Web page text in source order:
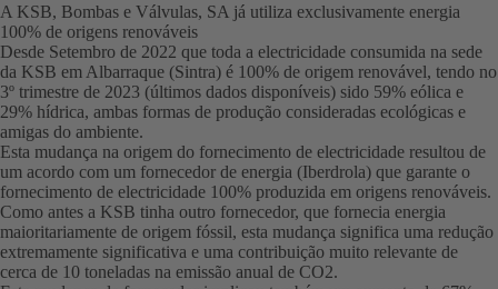
A KSB, Bombas e Válvulas, SA já utiliza exclusivamente energia
100% de origens renováveis
Desde Setembro de 2022 que toda a electricidade consumida na sede
da KSB em Albarraque (Sintra) é 100% de origem renovável, tendo no
3º trimestre de 2023 (últimos dados disponíveis) sido 59% eólica e
29% hídrica, ambas formas de produção consideradas ecológicas e
amigas do ambiente.
Esta mudança na origem do fornecimento de electricidade resultou de
um acordo com um fornecedor de energia (Iberdrola) que garante o
fornecimento de electricidade 100% produzida em origens renováveis.
Como antes a KSB tinha outro fornecedor, que fornecia energia
maioritariamente de origem fóssil, esta mudança significa uma redução
extremamente significativa e uma contribuição muito relevante de
cerca de 10 toneladas na emissão anual de CO2.